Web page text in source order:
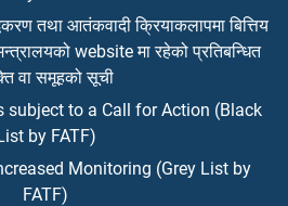
तथा आतंकवादी क्रियाकलापमा बित्तिय
website मा रहेको प्रतिबन्धित
वा समूहको सूची
subject to a Call for Action (Black
by FATF)
Monitoring (Grey List by
FATF)